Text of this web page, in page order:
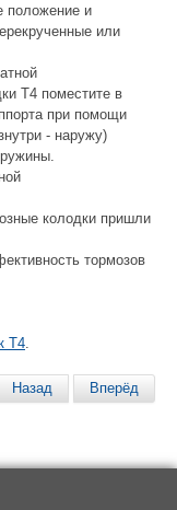
положение и
или
Т4 поместите в
при помощи
- наружу)
колодки пришли
тормозов
Т4.
Назад Вперёд